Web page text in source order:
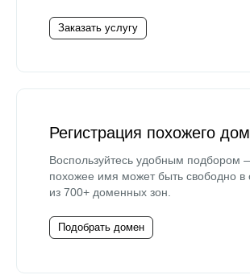
Заказать услугу
Регистрация похожего
Воспользуйтесь удобным подбором
похожее имя может быть свободно в
из 700+ доменных зон.
Подобрать домен